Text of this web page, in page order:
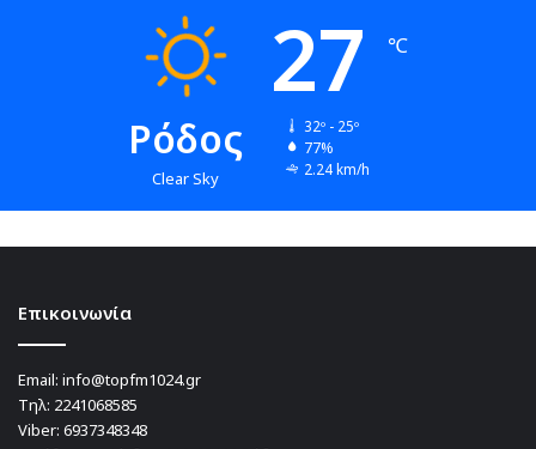
Ρόδος
Clear Sky
27 ℃
32º - 25º
77%
2.24 km/h
Επικοινωνία
Email: info@topfm1024.gr
Τηλ: 2241068585
Viber: 6937348348